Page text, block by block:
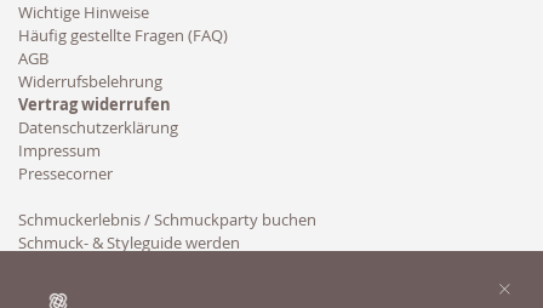
Wichtige Hinweise
Häufig gestellte Fragen (FAQ)
AGB
Widerrufsbelehrung
Vertrag widerrufen
Datenschutzerklärung
Impressum
Pressecorner
Schmuckerlebnis / Schmuckparty buchen
Schmuck- & Styleguide werden
×